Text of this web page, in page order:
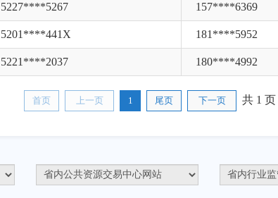
5227****5267 157****6369
5201****441X 181****5952
5221****2037 180****4992
首页 上一页 1 尾页 下一页 共 1 页